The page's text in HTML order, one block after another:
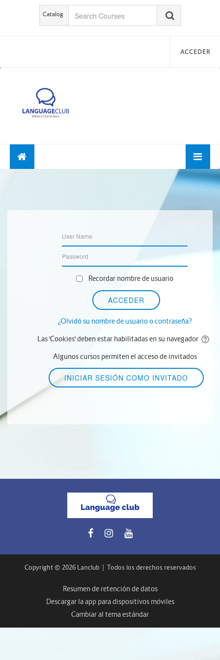
Catalog
ACCEDER
Recordar nombre de usuario
¿Olvidó su nombre de usuario o contraseña?
Las 'Cookies' deben estar habilitadas en su navegador
Algunos cursos permiten el acceso de invitados
Copyright © 2026 Lanclub | Todos los derechos reservados
Resumen de retención de datos
Descargar la app para dispositivos móviles
Cambiar al tema estándar